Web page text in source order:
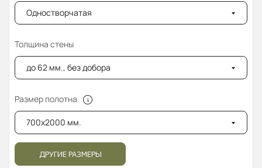
Одностворчатая
Толщина стены
до 62 мм., без добора
Размер полотна
700x2000 мм.
ДРУГИЕ РАЗМЕРЫ